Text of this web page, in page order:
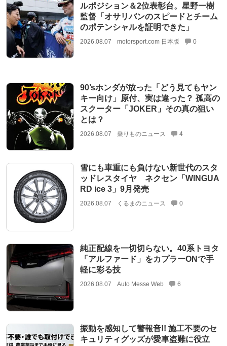
ルポジション＆2位表彰台。星野一樹
監督「オサリバンのスピードとチーム
のポテンシャルを証明できた」
2026.08.07 motorsport.com 日本版 0
90’sホンダが放った「どう見てもヤン
キー向け」原付、実は違った？ 孤高の
スクーター「JOKER」その真の狙い
とは？
2026.08.07 乗りものニュース 4
雪にも車重にも負けない新世代のスタ
ッドレスタイヤ ネクセン「WINGUA
RD ice 3」9月発売
2026.08.07 くるまのニュース 0
純正配線を一切切らない。40系トヨタ
「アルファード」をカプラーONで手
軽に彩る技
2026.08.07 Auto Messe Web 6
振動を感知して警報音!! 施工不要のセ
キュリティグッズが愛車盗難に役立